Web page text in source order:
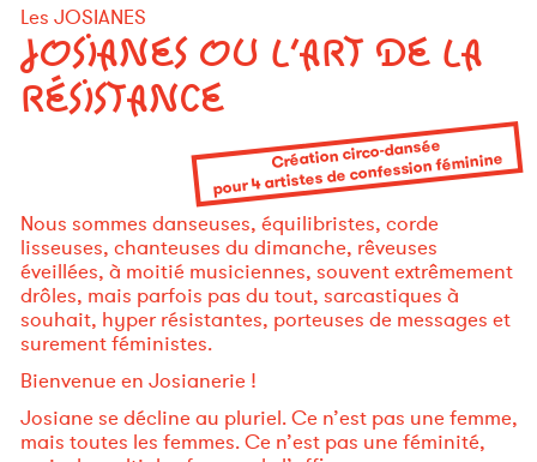
Les JOSIANES
JOSIANES OU L’ART DE LA
RÉSISTANCE
Création circo-dansée
pour 4 artistes de confession féminine
Nous sommes danseuses, équilibristes, corde
lisseuses, chanteuses du dimanche, rêveuses
éveillées, à moitié musiciennes, souvent extrêmement
drôles, mais parfois pas du tout, sarcastiques à
souhait, hyper résistantes, porteuses de messages et
surement féministes.
Bienvenue en Josianerie !
Josiane se décline au pluriel. Ce n’est pas une femme,
mais toutes les femmes. Ce n’est pas une féminité,